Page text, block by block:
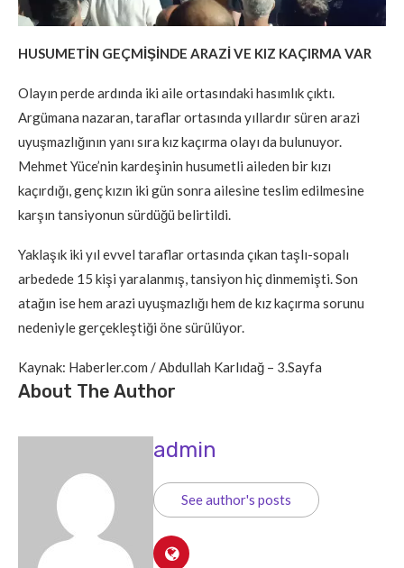
HUSUMETİN GEÇMİŞİNDE ARAZİ VE KIZ KAÇIRMA VAR
Olayın perde ardında iki aile ortasındaki hasımlık çıktı.
Argümana nazaran, taraflar ortasında yıllardır süren arazi
uyuşmazlığının yanı sıra kız kaçırma olayı da bulunuyor.
Mehmet Yüce’nin kardeşinin husumetli aileden bir kızı
kaçırdığı, genç kızın iki gün sonra ailesine teslim edilmesine
karşın tansiyonun sürdüğü belirtildi.
Yaklaşık iki yıl evvel taraflar ortasında çıkan taşlı-sopalı
arbedede 15 kişi yaralanmış, tansiyon hiç dinmemişti. Son
atağın ise hem arazi uyuşmazlığı hem de kız kaçırma sorunu
nedeniyle gerçekleştiği öne sürülüyor.
Kaynak: Haberler.com / Abdullah Karlıdağ – 3.Sayfa
About The Author
admin
See author's posts